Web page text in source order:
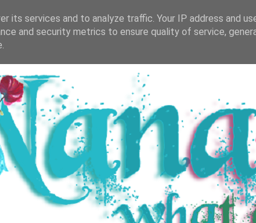
its services and to analyze traffic. Your IP address and
and security metrics to ensure quality of service,